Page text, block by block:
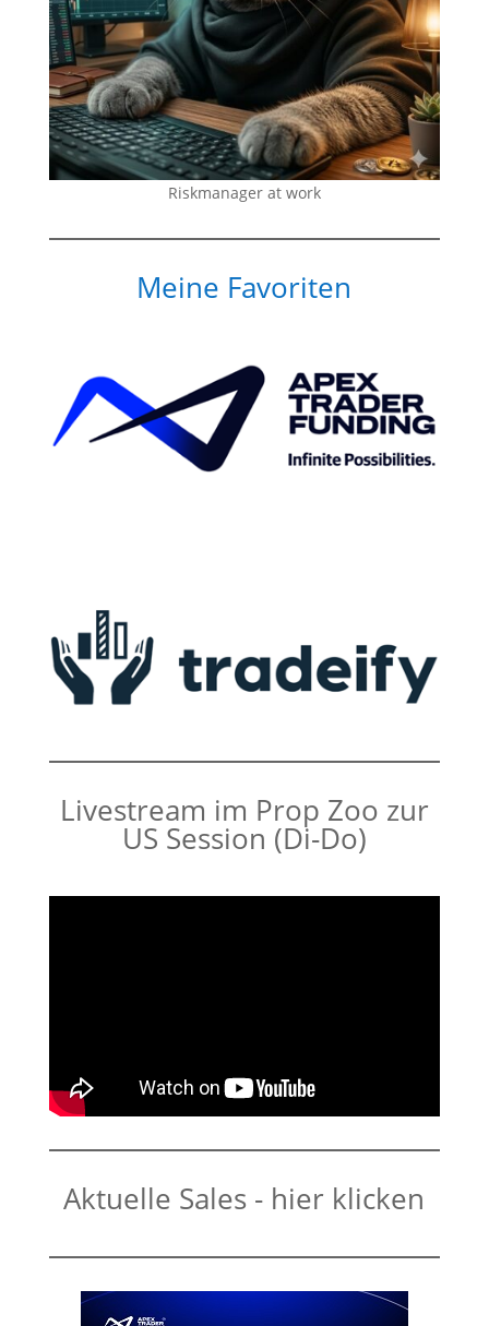
Riskmanager at work
Meine Favoriten
Livestream im Prop Zoo zur
US Session (Di-Do)
Aktuelle Sales - hier klicken